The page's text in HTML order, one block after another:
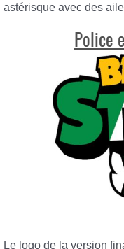
astérisque avec des
Police
Le logo de la version